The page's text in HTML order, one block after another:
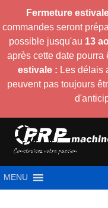
Fermeture
commandes seront
possible jusqu'au 13
après cette date pourra
estivale : Les délais
peuvent pas toujours
MENU